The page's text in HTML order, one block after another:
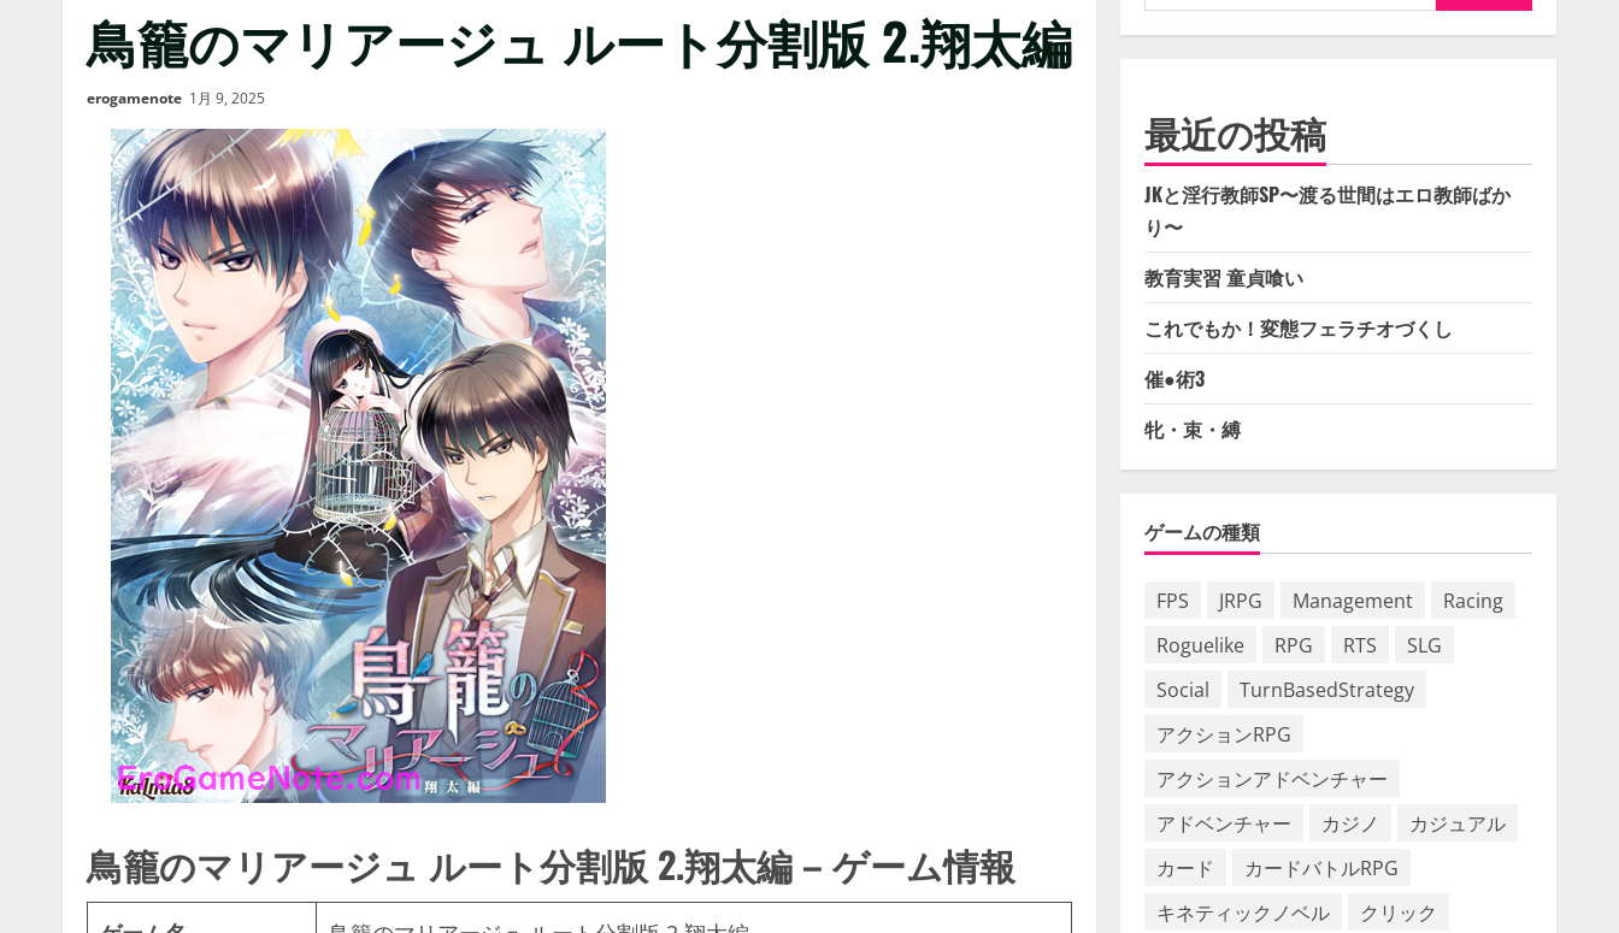
鳥籠のマリアージュ ルート分割版 2.翔太編
erogamenote 1月 9, 2025
鳥籠のマリアージュ ルート分割版 2.翔太編 – ゲーム情報
索:
最近の投稿
JKと淫行教師SP〜渡る世間はエロ教師ばか
り〜
教育実習 童貞喰い
これでもか！変態フェラチオづくし
催●術3
牝・束・縛
ゲームの種類
FPS JRPG Management
Racing
Roguelike
RPG RTS
SLG
Social
TurnBasedStrategy
アクションRPG
アクションアドベンチャー
アドベンチャー
カジノ
カジュアル
カード
カードバトルRPG
キネティックノベル
クリック